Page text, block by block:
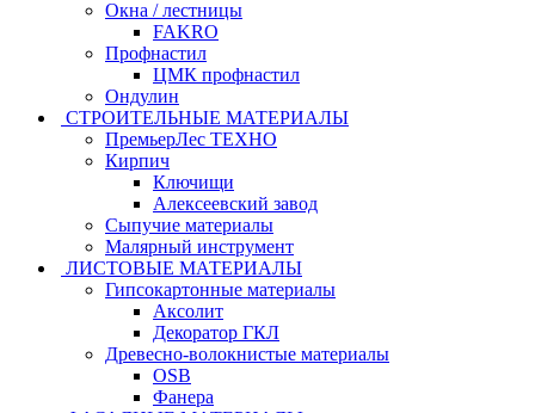
Окна / лестницы
FAKRO
Профнастил
ЦМК профнастил
Ондулин
СТРОИТЕЛЬНЫЕ МАТЕРИАЛЫ
ПремьерЛес ТЕХНО
Кирпич
Ключищи
Алексеевский завод
Сыпучие материалы
Малярный инструмент
ЛИСТОВЫЕ МАТЕРИАЛЫ
Гипсокартонные материалы
Аксолит
Декоратор ГКЛ
Древесно-волокнистые материалы
OSB
Фанера